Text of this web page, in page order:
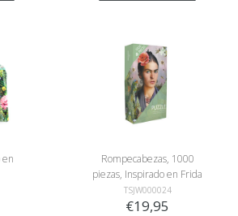
en
Rompecabezas, 1000
piezas, Inspirado en Frida
Kahlo
TSJW000024
€19,95